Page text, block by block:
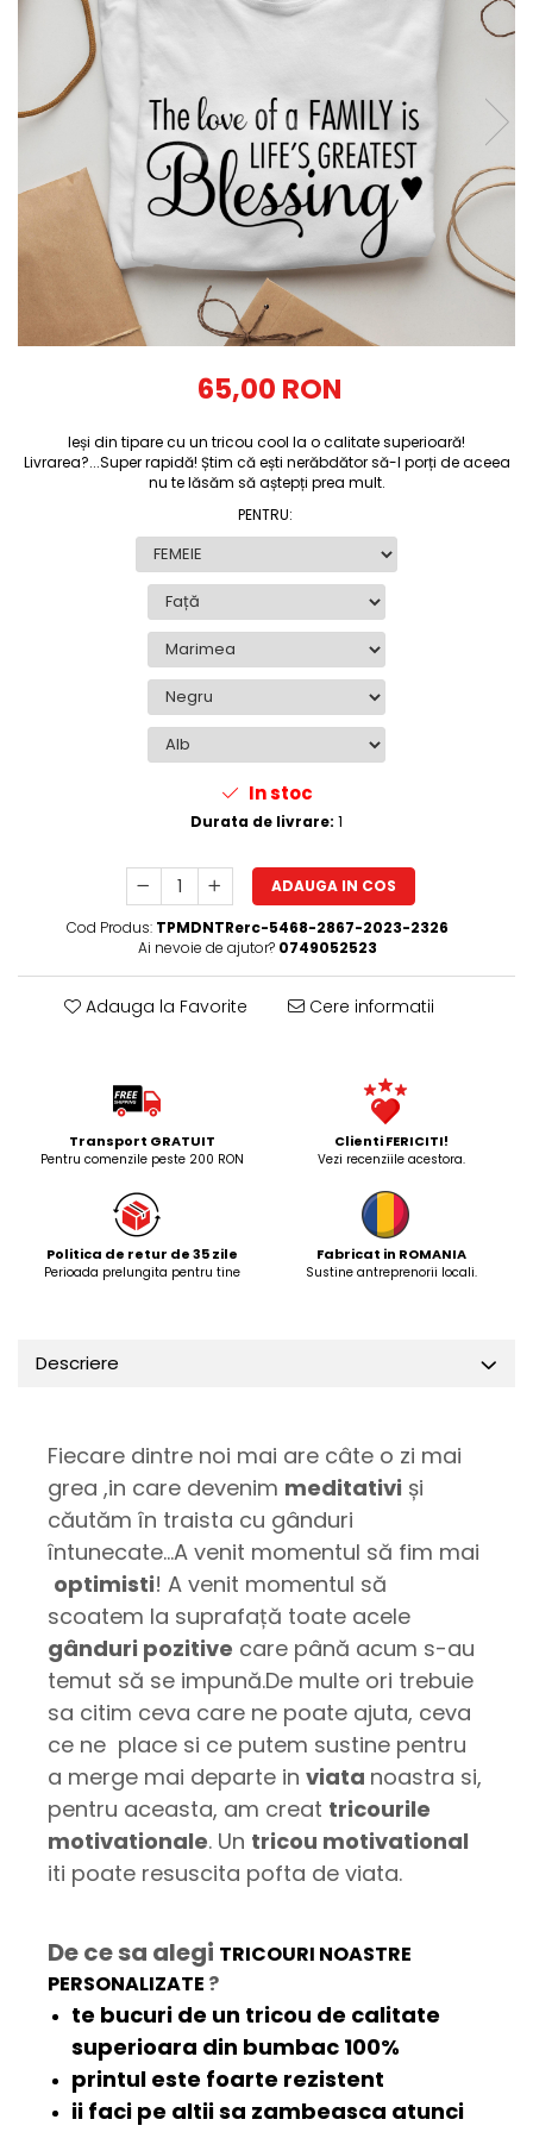
Tricouri Diverse
Tricouri Azi esti Tanar si maine...
Tricouri Motivationale
Tricouri Mamici
Tricouri Pensionari
Tricouri Animalute
Tricouri Stari
Tricouri Gameri
Tricouri Mesaje Virale
Tricouri Vesele
Tricouri Zicale Romanesti65,00 RON
Ieși din tipare cu un tricou cool la o calitate superioară!
Livrarea?...Super rapidă! Știm că ești nerăbdător să-l porți de aceea
nu te lăsăm să aștepți prea mult.
PENTRU:
In stoc
Durata de livrare: 1
ADAUGA IN COS
Cod Produs: TPMDNTRerc-5468-2867-2023-2326
Ai nevoie de ajutor? 0749052523
Adauga la Favorite Cere informatii
Transport GRATUIT
Pentru comenzile peste 200 RON
Clienti FERICITI!
Vezi recenziile acestora.
Politica de retur de 35 zile
Perioada prelungita pentru tine
Fabricat in ROMANIA
Sustine antreprenorii locali.
Descriere
Fiecare dintre noi mai are câte o zi mai
grea ,in care devenim meditativi și
căutăm în traista cu gânduri
întunecate...A venit momentul să fim mai
optimisti! A venit momentul să
scoatem la suprafață toate acele
gânduri pozitive care până acum s-au
temut să se impună.De multe ori trebuie
sa citim ceva care ne poate ajuta, ceva
ce ne place si ce putem sustine pentru
a merge mai departe in viata noastra si,
pentru aceasta, am creat tricourile
motivationale. Un tricou motivational
iti poate resuscita pofta de viata.
De ce sa alegi TRICOURI NOASTRE
PERSONALIZATE ?
te bucuri de un tricou de calitate
superioara din bumbac 100%
printul este foarte rezistent
ii faci pe altii sa zambeasca atunci